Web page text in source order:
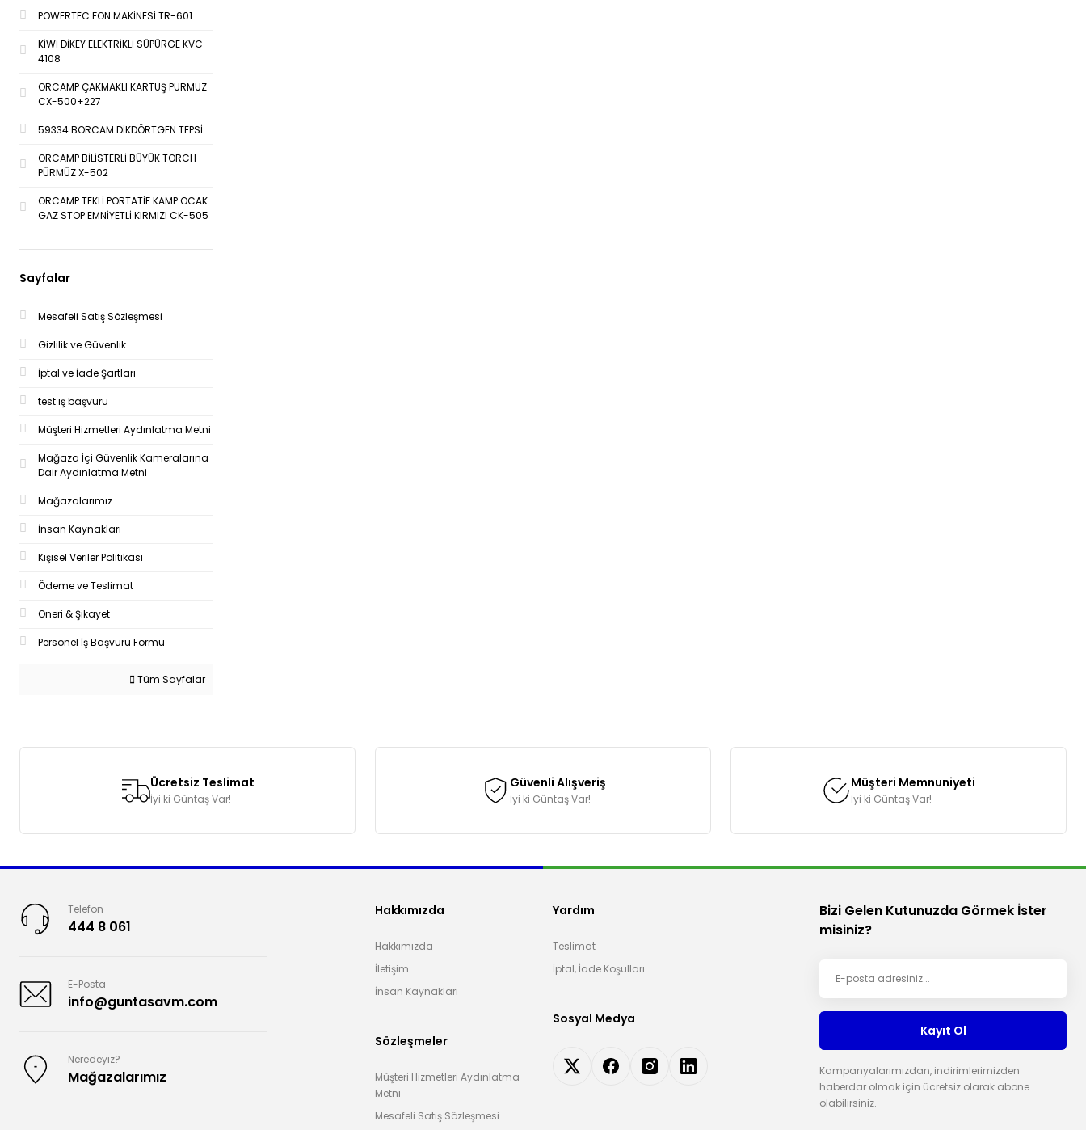
POWERTEC FÖN MAKİNESİ TR-601
KİWİ DİKEY ELEKTRİKLİ SÜPÜRGE KVC-
4108
ORCAMP ÇAKMAKLI KARTUŞ PÜRMÜZ
CX-500+227
59334 BORCAM DİKDÖRTGEN TEPSİ
ORCAMP BİLİSTERLİ BÜYÜK TORCH
PÜRMÜZ X-502
ORCAMP TEKLİ PORTATİF KAMP OCAK
GAZ STOP EMNİYETLİ KIRMIZI CK-505
Sayfalar
Mesafeli Satış Sözleşmesi
Gizlilik ve Güvenlik
İptal ve İade Şartları
test iş başvuru
Müşteri Hizmetleri Aydınlatma Metni
Mağaza İçi Güvenlik Kameralarına
Dair Aydınlatma Metni
Mağazalarımız
İnsan Kaynakları
Kişisel Veriler Politikası
Ödeme ve Teslimat
Öneri & Şikayet
Personel İş Başvuru Formu
Tüm Sayfalar
Ücretsiz Teslimat
İyi ki Güntaş Var!
Güvenli Alışveriş
İyi ki Güntaş Var!
Müşteri Memnuniyeti
İyi ki Güntaş Var!
Telefon
444 8 061
E-Posta
info@guntasavm.com
Neredeyiz?
Mağazalarımız
Hakkımızda
Hakkımızda
İletişim
İnsan Kaynakları
Sözleşmeler
Müşteri Hizmetleri Aydınlatma
Metni
Mesafeli Satış Sözleşmesi
Yardım
Teslimat
İptal, İade Koşulları
Sosyal Medya
Bizi Gelen Kutunuzda Görmek İster
misiniz?
Kayıt Ol
Kampanyalarımızdan, indirimlerimizden
haberdar olmak için ücretsiz olarak abone
olabilirsiniz.